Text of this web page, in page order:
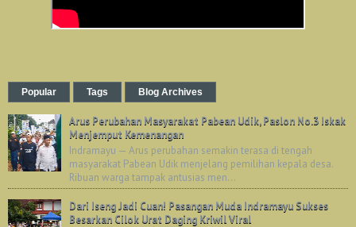
Popular Tags Blog Archives
Arus Perubahan Masyarakat Pabean Udik, Paslon No.3 Iskak
Menjemput Kemenangan
Indramayu — Arus perubahan semakin terasa di tengah
masyarakat Pabean Udik menjelang pemilihan kepala desa.
Ribuan warga tampak antusias men...
Dari Iseng Jadi Cuan! Pasangan Muda Indramayu Sukses
Besarkan Cilok Urat Daging Kriwil Viral